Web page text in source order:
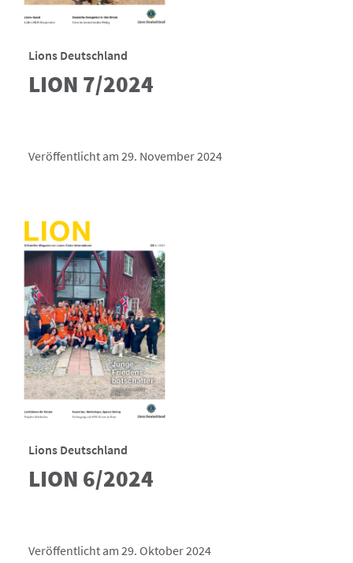
Lions Deutschland
LION 7/2024
Veröffentlicht am 29. November 2024
Lions Deutschland
LION 6/2024
Veröffentlicht am 29. Oktober 2024